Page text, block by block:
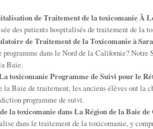
de Traitement de la toxicomanie À
des patients hospitalisés de traitement de la
de Traitement de la Toxicomanie à
dans le Nord de la Californie? Notre
Baie.
toxicomanie Programme de Suivi pour le
Baie de traitement, les anciens élèves ont la
programme de suivi.
la toxicomanie dans La Région de la Baie de
dans le traitement de la toxicomanie, y